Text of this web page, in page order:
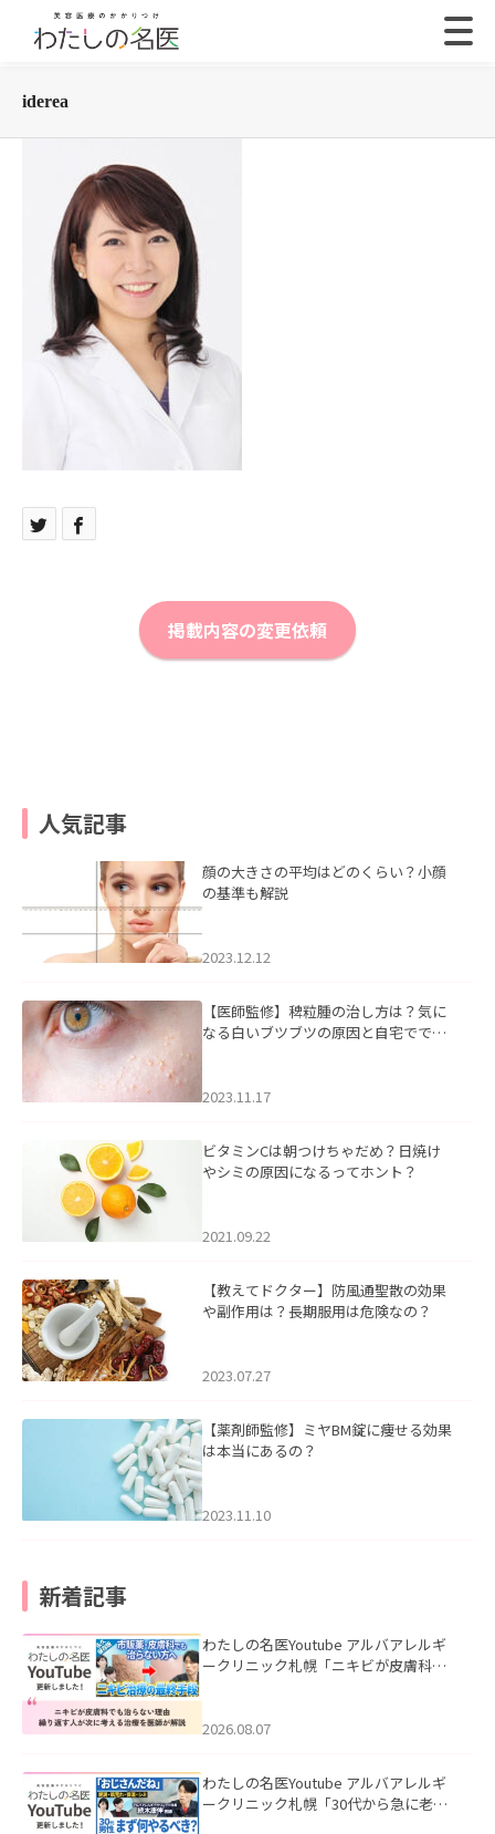
iderea
掲載内容の変更依頼
人気記事
顔の大きさの平均はどのくらい？小顔
の基準も解説
2023.12.12
【医師監修】稗粒腫の治し方は？気に
なる白いブツブツの原因と自宅ででき
2023.11.17
ビタミンCは朝つけちゃだめ？日焼け
やシミの原因になるってホント？
2021.09.22
【教えてドクター】防風通聖散の効果
や副作用は？長期服用は危険なの？
2023.07.27
【薬剤師監修】ミヤBM錠に痩せる効果
は本当にあるの？
2023.11.10
新着記事
わたしの名医Youtube アルバアレルギ
ークリニック札幌「ニキビが皮膚科で
ました。
2026.08.07
わたしの名医Youtube アルバアレルギ
ークリニック札幌「30代から急に老け